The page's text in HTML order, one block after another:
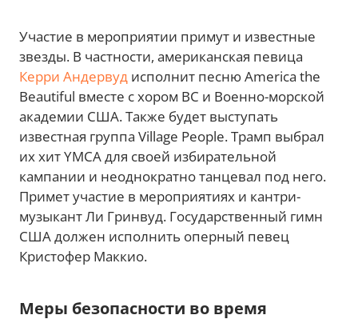
Участие в мероприятии примут и известные
звезды. В частности, американская певица
Керри Андервуд исполнит песню America the
Beautiful вместе с хором ВС и Военно-морской
академии США. Также будет выступать
известная группа Village People. Трамп выбрал
их хит YMCA для своей избирательной
кампании и неоднократно танцевал под него.
Примет участие в мероприятиях и кантри-
музыкант Ли Гринвуд. Государственный гимн
США должен исполнить оперный певец
Кристофер Маккио.
Меры безопасности во время